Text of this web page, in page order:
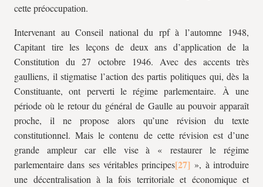
cette préoccupation.
Intervenant au Conseil national du rpf à l’automne 1948,
Capitant tire les leçons de deux ans d’application de la
Constitution du 27 octobre 1946. Avec des accents très
gaulliens, il stigmatise l’action des partis politiques qui, dès la
Constituante, ont perverti le régime parlementaire. À une
période où le retour du général de Gaulle au pouvoir apparaît
proche, il ne propose alors qu’une révision du texte
constitutionnel. Mais le contenu de cette révision est d’une
grande ampleur car elle vise à « restaurer le régime
parlementaire dans ses véritables principes
», à introduire
une décentralisation à la fois territoriale et économique et